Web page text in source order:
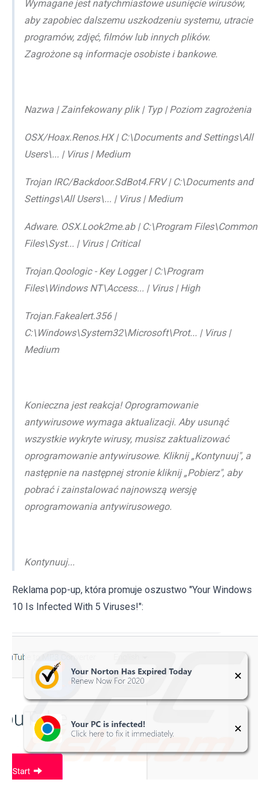
Wymagane jest natychmiastowe usunięcie wirusów,
aby zapobiec dalszemu uszkodzeniu systemu, utracie
programów, zdjęć, filmów lub innych plików.
Zagrożone są informacje osobiste i bankowe.
Nazwa | Zainfekowany plik | Typ | Poziom zagrożenia
OSX/Hoax.Renos.HX | C:\Documents and Settings\All
Users\... | Virus | Medium
Trojan IRC/Backdoor.SdBot4.FRV | C:\Documents and
Settings\All Users\... | Virus | Medium
Adware. OSX.Look2me.ab | C:\Program Files\Common
Files\Syst... | Virus | Critical
Trojan.Qoologic - Key Logger | C:\Program
Files\Windows NT\Access... | Virus | High
Trojan.Fakealert.356 |
C:\Windows\System32\Microsoft\Prot... | Virus |
Medium
Konieczna jest reakcja! Oprogramowanie
antywirusowe wymaga aktualizacji. Aby usunąć
wszystkie wykryte wirusy, musisz zaktualizować
oprogramowanie antywirusowe. Kliknij „Kontynuuj", a
następnie na następnej stronie kliknij „Pobierz", aby
pobrać i zainstalować najnowszą wersję
oprogramowania antywirusowego.
Kontynuuj...
Reklama pop-up, która promuje oszustwo "Your Windows
10 Is Infected With 5 Viruses!":